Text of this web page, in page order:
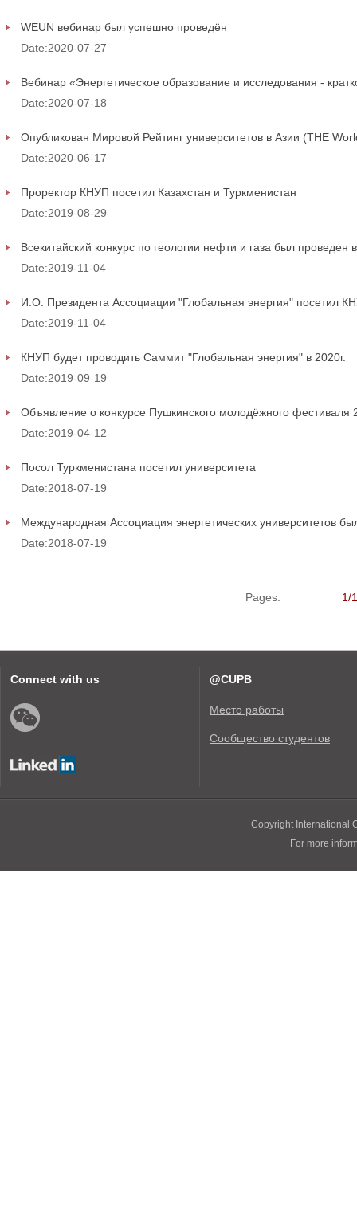
WEUN вебинар был успешно проведён
Date:2020-07-27
Вебинар «Энергетическое образование и исследования -
Date:2020-07-18
Опубликован Мировой Рейтинг университетов в Азии (THE
Date:2020-06-17
Проректор КНУП посетил Казахстан и Туркменистан
Date:2019-08-29
Всекитайский конкурс по геологии нефти и газа был проведен
Date:2019-11-04
И.О. Президента Ассоциации "Глобальная энергия" посетил
Date:2019-11-04
КНУП будет проводить Саммит "Глобальная энергия" в 2020г.
Date:2019-09-19
Объявление о конкурсе Пушкинского молодёжного фестиваля
Date:2019-04-12
Посол Туркменистана посетил университета
Date:2018-07-19
Международная Ассоциация энергетических университетов
Date:2018-07-19
Pages: 1/1
Connect with us @CUPB
Место работы
Сообщество студентов
Copyright International
For more